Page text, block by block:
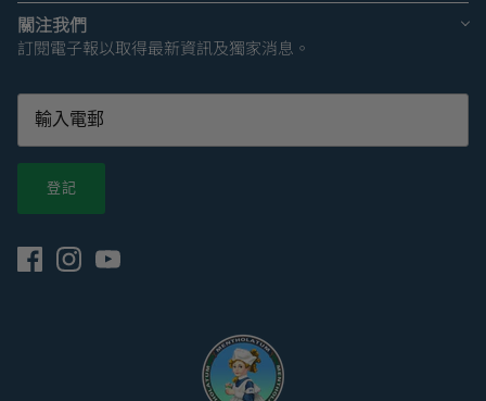
關注我們
訂閱電子報以取得最新資訊及獨家消息。
登記